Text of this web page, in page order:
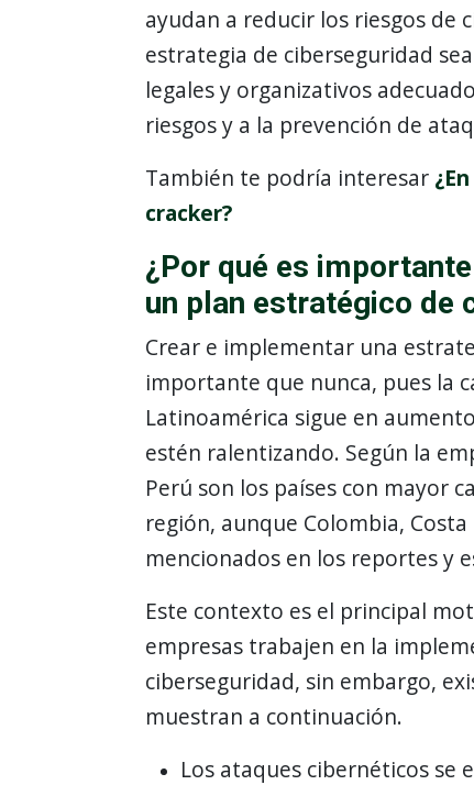
ayudan a reducir los riesgos de
estrategia de ciberseguridad
legales y organizativos
riesgos y a la prevención de
También te podría interesar
cracker?
¿Por qué es
un plan estratégico de
Crear e implementar una
importante que nunca, pues la
Latinoamérica sigue en
estén ralentizando. Según la
Perú son los países con mayor
región, aunque Colombia,
mencionados en los reportes y
Este contexto es el principal
empresas trabajen en la
ciberseguridad, sin embargo,
muestran a continuación.
Los ataques cibernéticos se